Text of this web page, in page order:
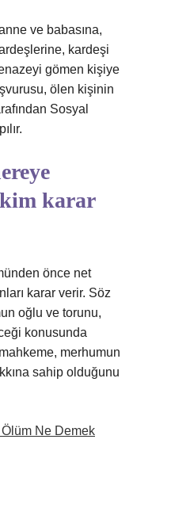
ve babasına,
kardeşi
gömen kişiye
ölen kişinin
Sosyal
kim karar
önce net
karar verir. Söz
oğlu ve torunu,
konusunda
merhumun
sahip olduğunu
Ölüm Ne Demek